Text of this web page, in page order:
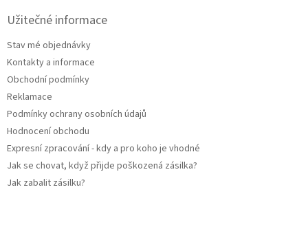
p
i
s
Užitečné informace
Stav mé objednávky
Kontakty a informace
Obchodní podmínky
Reklamace
Podmínky ochrany osobních údajů
Hodnocení obchodu
Expresní zpracování - kdy a pro koho je vhodné
Jak se chovat, když přijde poškozená zásilka?
Jak zabalit zásilku?